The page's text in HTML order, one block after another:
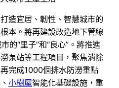
造宜居、韌性、智慧城市的
本。將再建設改造地下管線
的“里子”和“良心”。將推進
泵站等工程項目，聚焦消除
完成1000個排水防澇重點
小樹屋智能化基礎設施，重